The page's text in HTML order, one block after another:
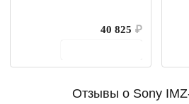
40 825 ₽
Отзывы о Sony